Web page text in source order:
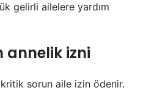
gelirli ailelere yardım
annelik izni
sorun aile izin ödenir.